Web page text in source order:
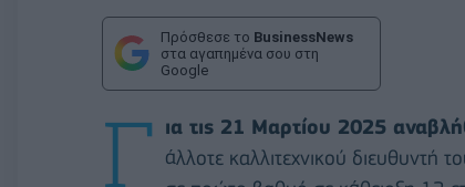
Πρόσθεσε το BusinessNews
στα αγαπημένα σου στη
Google
Γ ια τις 21 Μαρτίου 2025
άλλοτε καλλιτεχνικού διευθυντή